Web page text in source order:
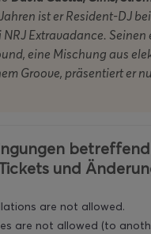
ist er Resident-DJ
Extravadance.
eine Mischung aus
Groove, präsentiert er
und
are not allowed.
are not allowed (to